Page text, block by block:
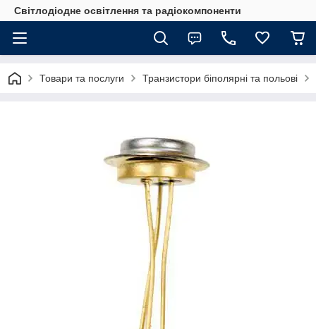
Світлодіодне освітлення та радіокомпоненти
Товари та послуги Транзистори біполярні та польові